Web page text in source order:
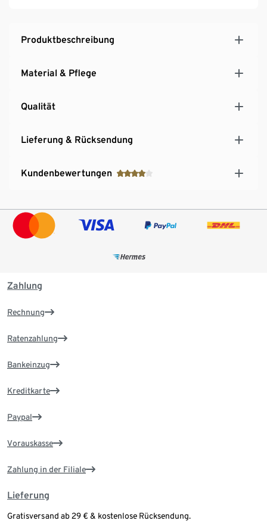
Produktbeschreibung
Material & Pflege
Qualität
Lieferung & Rücksendung
Kundenbewertungen
Zahlung
Rechnung
Ratenzahlung
Bankeinzug
Kreditkarte
Paypal
Vorauskasse
Zahlung in der Filiale
Lieferung
Gratisversand ab 29 € & kostenlose Rücksendung.